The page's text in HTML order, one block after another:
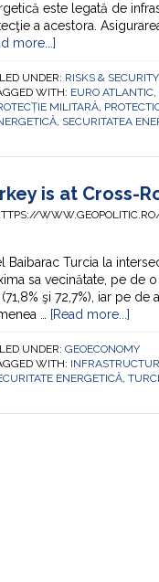
este legată de
a acestora.
more...]
UNDER: RISKS & SECURITY
WITH: EURO ATLANTIC,
MILITARĂ,
, SECURITATEA
is at Cross-
Baibarac Turcia la
sa vecinătate, pe de
şi 72,7%), iar pe
…
[Read more...]
UNDER: GEOECONOMY
WITH:
ENERGETICĂ,